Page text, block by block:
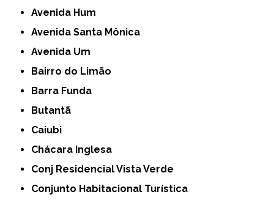
Avenida Hum
Avenida Santa Mônica
Avenida Um
Bairro do Limão
Barra Funda
Butantã
Caiubi
Chácara Inglesa
Conj Residencial Vista Verde
Conjunto Habitacional Turística